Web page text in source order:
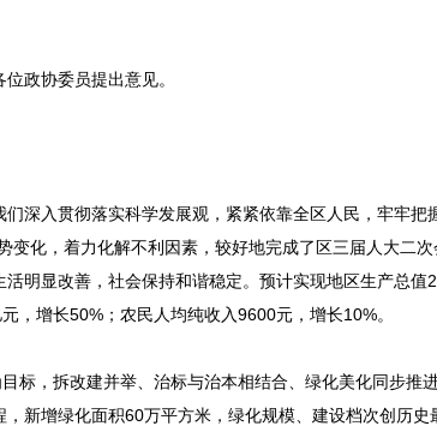
政协委员提出意见。
深入贯彻落实科学发展观，紧紧依靠全区人民，牢牢把
变化，着力化解不利因素，较好地完成了区三届人大二
明显改善，社会保持和谐稳定。预计实现地区生产总值
，增长50%；农民人均纯收入9600元，增长10%。
，拆改建并举、治标与治本相结合、绿化美化同步推
新增绿化面积60万平方米，绿化规模、建设档次创历史